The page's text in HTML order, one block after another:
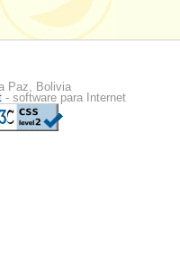
Paz, Bolivia
- software para Internet